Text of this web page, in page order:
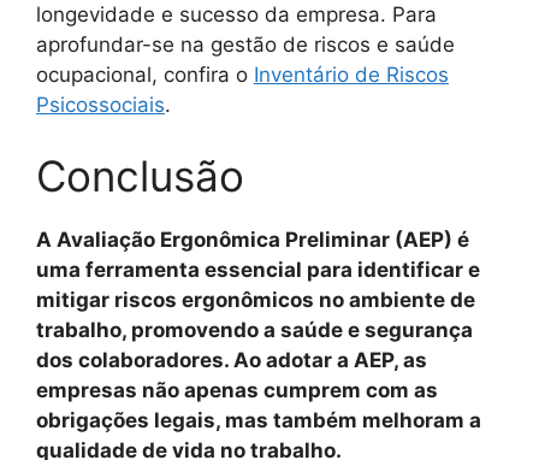
longevidade e sucesso da empresa. Para
aprofundar-se na gestão de riscos e saúde
ocupacional, confira o Inventário de Riscos
Psicossociais.
Conclusão
A Avaliação Ergonômica Preliminar (AEP) é
uma ferramenta essencial para identificar e
mitigar riscos ergonômicos no ambiente de
trabalho, promovendo a saúde e segurança
dos colaboradores. Ao adotar a AEP, as
empresas não apenas cumprem com as
obrigações legais, mas também melhoram a
qualidade de vida no trabalho.